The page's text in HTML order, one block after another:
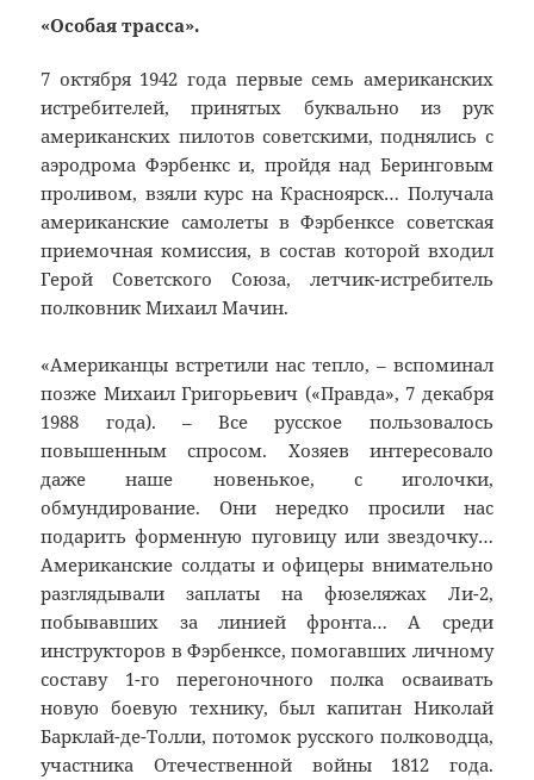
«Особая трасса».
7 октября 1942 года первые семь американских
истребителей, принятых буквально из рук
американских пилотов советскими, поднялись с
аэродрома Фэрбенкс и, пройдя над Беринговым
проливом, взяли курс на Красноярск… Получала
американские самолеты в Фэрбенксе советская
приемочная комиссия, в состав которой входил
Герой Советского Союза, летчик-истребитель
полковник Михаил Мачин.
«Американцы встретили нас тепло, – вспоминал
позже Михаил Григорьевич («Правда», 7 декабря
1988 года). – Все русское пользовалось
повышенным спросом. Хозяев интересовало
даже наше новенькое, с иголочки,
обмундирование. Они нередко просили нас
подарить форменную пуговицу или звездочку…
Американские солдаты и офицеры внимательно
разглядывали заплаты на фюзеляжах Ли-2,
побывавших за линией фронта… А среди
инструкторов в Фэрбенксе, помогавших личному
составу 1-го перегоночного полка осваивать
новую боевую технику, был капитан Николай
Барклай-де-Толли, потомок русского полководца,
участника Отечественной войны 1812 года.